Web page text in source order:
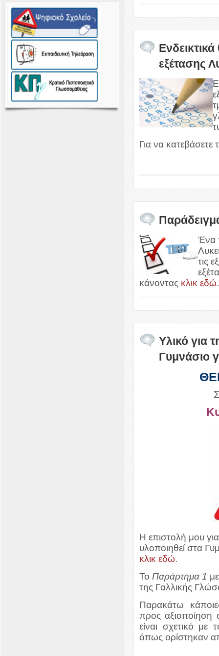
εξέτασης
Για να κατεβάσετε
Ένα
τις
κάνοντας κλικ εδώ
Υλικό για
Γυμνάσιο
Η επιστολή μου
υλοποιηθεί στα
κλικ εδώ.
ΤοΠαράρτημα 1
της Γαλλικής
Παρακάτω
προς αξιοποίηση
είναι σχετικό με
όπως ορίστηκαν